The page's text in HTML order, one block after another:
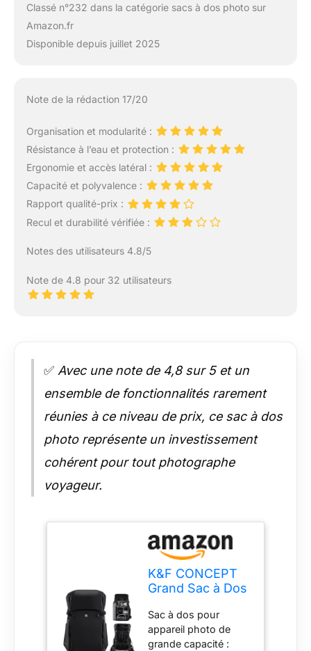
Classé n°232 dans la catégorie sacs à dos photo sur
Amazon.fr
Disponible depuis juillet 2025
Note de la rédaction 17/20
Organisation et modularité :
Résistance à l’eau et protection :
Ergonomie et accès latéral :
Capacité et polyvalence :
Rapport qualité-prix :
Recul et durabilité vérifiée :
Notes des utilisateurs 4.8/5
Note de 4.8 pour 32 utilisateurs
✅ Avec une note de 4,8 sur 5 et un
ensemble de fonctionnalités rarement
réunies à ce niveau de prix, ce sac à dos
photo représente un investissement
cohérent pour tout photographe
voyageur.
K&F CONCEPT
Grand Sac à Dos
Appareil Photo
Sac à dos pour
appareil photo de
grande capacité :